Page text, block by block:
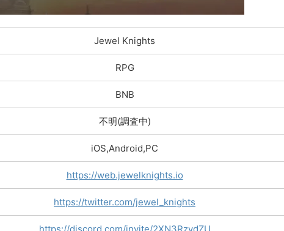
Jewel Knights
RPG
BNB
不明(調査中)
iOS,Android,PC
https://web.jewelknights.io
https://twitter.com/jewel_knights